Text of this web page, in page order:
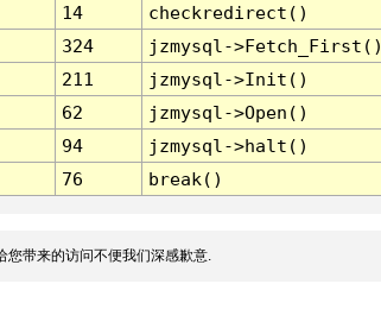
14
checkredirect()
324
jzmysql-
211
jzmysql->Init()
62
jzmysql->Open()
94
jzmysql->halt()
76 break()
带来的访问不便我们深感歉意.